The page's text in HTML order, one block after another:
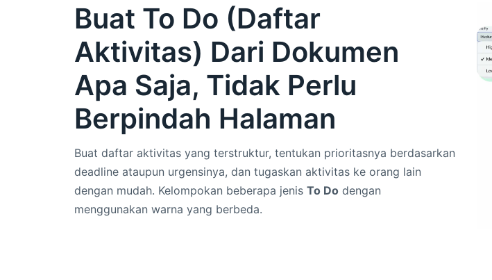
Buat To Do (Daftar
Aktivitas) Dari Dokumen
Apa Saja, Tidak Perlu
Berpindah Halaman
Buat daftar aktivitas yang terstruktur, tentukan prioritasnya berdasarkan
deadline ataupun urgensinya, dan tugaskan aktivitas ke orang lain
dengan mudah. Kelompokan beberapa jenis To Do dengan
menggunakan warna yang berbeda.